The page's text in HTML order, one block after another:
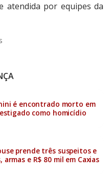
atendida por equipes da
é encontrado morto em
como homicídio
prende três suspeitos e
e R$ 80 mil em Caxias